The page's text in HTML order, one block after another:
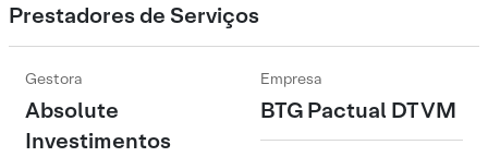
Prestadores de Serviços
Gestora
Absolute
Investimentos
Empresa
BTG Pactual DTVM